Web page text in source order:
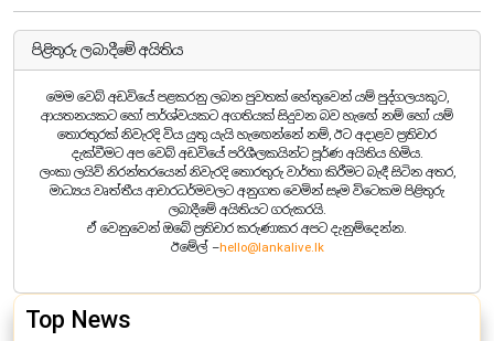
පිළිතුරු ලබාදීමේ අයිතිය
මෙම වෙබ් අඩවියේ පළකරනු ලබන පුවතක් හේතුවෙන් යම් පුද්ගලයකුට,
ආයතනයකට හෝ පාර්ශ්වයකට අගතියක් සිදුවන බව හැඟේ නම් හෝ යම්
තොරතුරක් නිවැරදි විය යුතු යැයි හැඟෙන්නේ නම්, ඊට අදාළව ප්‍රතිචාර
දැක්වීමට අප වෙබ් අඩවියේ පරිශීලකයින්ට පූර්ණ අයිතිය හිමිය.
ලංකා ලයිව් නිරන්තරයෙන් නිවැරදි තොරතුරු වාර්තා කිරීමට බැඳී සිටින අතර,
මාධ්‍යය වෘත්තීය ආචාරධර්මවලට අනුගත වෙමින් සෑම විටෙකම පිළිතුරු
ලබාදීමේ අයිතියට ගරුකරයි.
ඒ වෙනුවෙන් ඔබේ ප්‍රතිචාර කරුණාකර අපට දැනුම්දෙන්න.
ඊමේල් –hello@lankalive.lk
Top News